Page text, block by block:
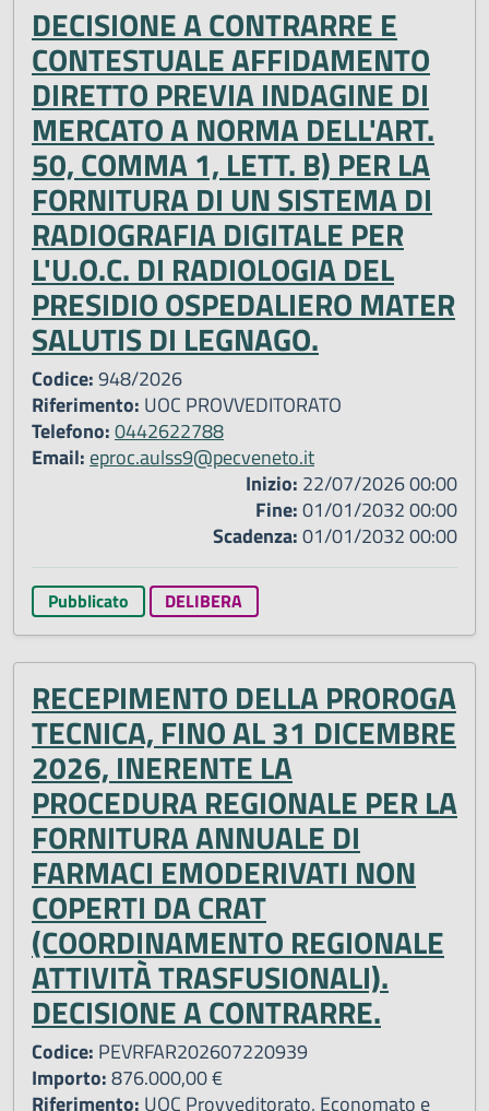
DECISIONE A CONTRARRE E
CONTESTUALE AFFIDAMENTO
DIRETTO PREVIA INDAGINE DI
MERCATO A NORMA DELL'ART.
50, COMMA 1, LETT. B) PER LA
FORNITURA DI UN SISTEMA DI
RADIOGRAFIA DIGITALE PER
L'U.O.C. DI RADIOLOGIA DEL
PRESIDIO OSPEDALIERO MATER
SALUTIS DI LEGNAGO.
Codice:948/2026
Riferimento: UOC PROVVEDITORATO
Telefono:0442622788
Email:eproc.aulss9@pecveneto.it
Inizio: 22/07/2026 00:00
Fine:01/01/2032 00:00
Scadenza:01/01/2032 00:00
Pubblicato DELIBERA
RECEPIMENTO DELLA PROROGA
TECNICA, FINO AL 31 DICEMBRE
2026, INERENTE LA
PROCEDURA REGIONALE PER LA
FORNITURA ANNUALE DI
FARMACI EMODERIVATI NON
COPERTI DA CRAT
(COORDINAMENTO REGIONALE
ATTIVITÀ TRASFUSIONALI).
DECISIONE A CONTRARRE.
Codice: PEVRFAR202607220939
Importo:876.000,00 €
Riferimento: UOC Provveditorato, Economato e